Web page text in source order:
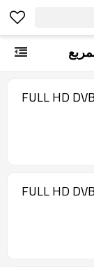
FULL HD
FULL HD